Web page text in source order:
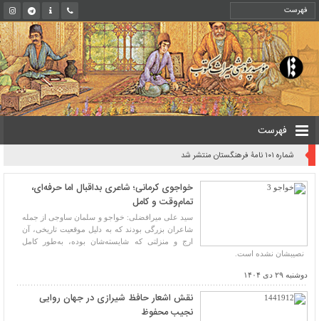
فهرست
شماره ۱۰۱ نامۀ فرهنگستان منتشر شد
خواجوی کرمانی؛ شاعری بداقبال اما حرفه‌ای،
تمام‌وقت و کامل
سید علی میرافضلی: خواجو و سلمان ساوجی از جمله
شاعران بزرگی بودند که به دلیل موقعیت تاریخی، آن
ارج و منزلتی که شایسته‌شان بوده، به‌طور کامل
نصیبشان نشده است.
دوشنبه ۲۹ دی ۱۴۰۴
نقش اشعار حافظ شیرازی در جهان روایی
نجیب محفوظ